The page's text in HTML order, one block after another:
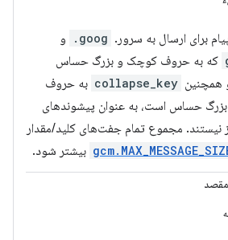
برای ارسال به سرور. goog. و
که به حروف کوچک و بزرگ حساس
همچنین collapse_key به حروف
حساس است، به عنوان پیشوندهای
نیستند. مجموع تمام جفت‌های کلید/مقدار
بیشتر شود.